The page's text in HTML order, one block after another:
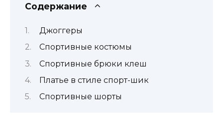
Содержание
Джоггеры
Спортивные костюмы
Спортивные брюки клеш
Платье в стиле спорт-шик
Спортивные шорты